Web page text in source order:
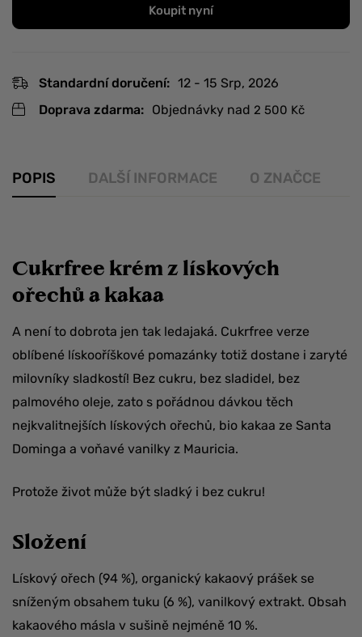
Koupit nyní
Standardní doručení: 12 - 15 Srp, 2026
Doprava zdarma: Objednávky nad 2 500 Kč
POPIS DALŠÍ INFORMACE O ZNAČCE
Cukrfree krém z lískových
ořechů a kakaa
A není to dobrota jen tak ledajaká. Cukrfree verze
oblíbené lískooříškové pomazánky totiž dostane i zaryté
milovníky sladkostí! Bez cukru, bez sladidel, bez
palmového oleje, zato s pořádnou dávkou těch
nejkvalitnejších lískových ořechů, bio kakaa ze Santa
Dominga a voňavé vanilky z Mauricia.
Protože život může být sladký i bez cukru!
Složení
Lískový ořech (94 %), organický kakaový prášek se
sníženým obsahem tuku (6 %), vanilkový extrakt. Obsah
kakaového másla v sušině nejméně 10 %.